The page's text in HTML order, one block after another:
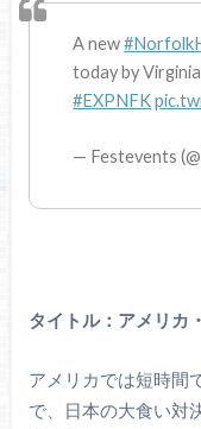
A new
today by
#EXPNFK
— Festevents
タイトル：アメリカ
アメリカでは短時間
で、日本の大食い対